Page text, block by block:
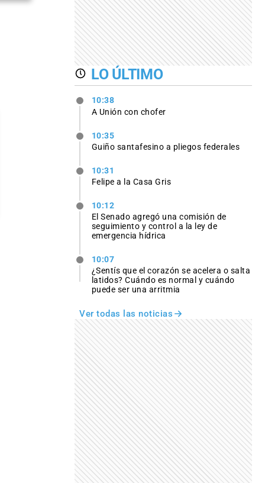
LO ÚLTIMO
10:38
A Unión con chofer
10:35
Guiño santafesino a pliegos federales
10:31
Felipe a la Casa Gris
10:12
El Senado agregó una comisión de
seguimiento y control a la ley de
emergencia hídrica
10:07
¿Sentís que el corazón se acelera o salta
latidos? Cuándo es normal y cuándo
puede ser una arritmia
Ver todas las noticias